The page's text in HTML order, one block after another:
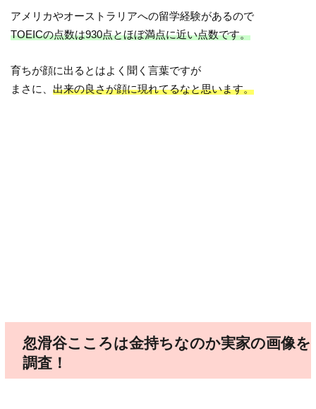
アメリカやオーストラリアへの留学経験があるので
TOEICの点数は930点とほぼ満点に近い点数です。
育ちが顔に出るとはよく聞く言葉ですが
まさに、出来の良さが顔に現れてるなと思います。
忽滑谷こころは金持ちなのか実家の画像を
調査！